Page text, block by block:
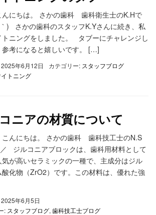
んにちは。 さかの歯科 歯科衛生士のK.Hで
) さかの歯科のスタッフK.Yさんに続き、私
トニングをしました。 タブーにチャレンジし
参考になると嬉しいです。 […]
年6月12日 カテゴリー: スタッフブログ
トニング
ニアの材質について
こんにちは。 さかの歯科 歯科技工士のN.S
ジルコニアブロックは、歯科用材料として
が高いセラミックの一種で、主成分はジル
酸化物（ZrO2）です。この材料は、優れた強
年6月5日
: スタッフブログ, 歯科技工士ブログ